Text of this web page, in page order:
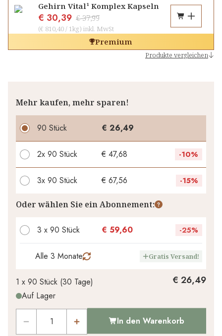
Gehirn Vital¹ Komplex Kapseln
€ 30,39 € 37,99
(€ 810,40/ 1kg) inkl. MwSt
Premium
Produkte vergleichen
Mehr kaufen, mehr sparen!
90 Stück € 26,49
2x 90 Stück € 47,68 -10%
3x 90 Stück € 67,56 -15%
Ihr persönlicher Rabatt
1 € 0,00
Oder wählen Sie ein Abonnement:
3 x 90 Stück € 59,60 -25%
Alle 3 Monate Gratis Versand!
1 x 90 Stück (30 Tage)
Auf Lager
€ 26,49
In den Warenkorb